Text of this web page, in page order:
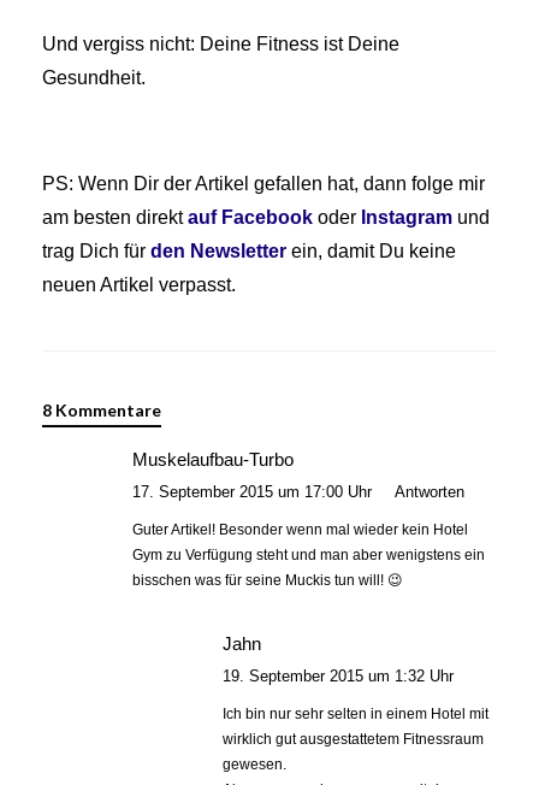
Und vergiss nicht: Deine Fitness ist Deine
Gesundheit.
PS: Wenn Dir der Artikel gefallen hat, dann folge mir
am besten direktauf Facebook oder Instagram und
trag Dich für den Newsletter ein, damit Du keine
neuen Artikel verpasst.
8 Kommentare
Muskelaufbau-Turbo
17. September 2015 um 17:00 Uhr Antworten
Guter Artikel! Besonder wenn mal wieder kein Hotel
Gym zu Verfügung steht und man aber wenigstens ein
bisschen was für seine Muckis tun will! 😉
Jahn
19. September 2015 um 1:32 Uhr
Ich bin nur sehr selten in einem Hotel mit
wirklich gut ausgestattetem Fitnessraum
gewesen.